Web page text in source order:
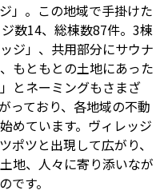
」。この地域で手掛けた
数14、総棟数87件。3棟
ジ」、共用部分にサウナ
もともとの土地にあった
とネーミングもさまざ
っており、各地域の不動
めています。ヴィレッジ
ポツと出現して広がり、
地、人々に寄り添いなが
です。